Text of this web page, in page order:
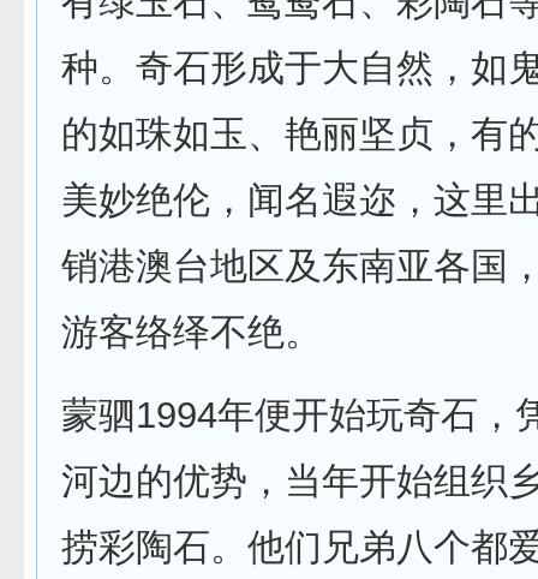
种。奇石形成于大自然，如
的如珠如玉、艳丽坚贞，有
美妙绝伦，闻名遐迩，这里
销港澳台地区及东南亚各国
游客络绎不绝。
蒙驷1994年便开始玩奇石，
河边的优势，当年开始组织
捞彩陶石。他们兄弟八个都